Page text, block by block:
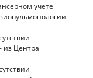
учете
из Центра